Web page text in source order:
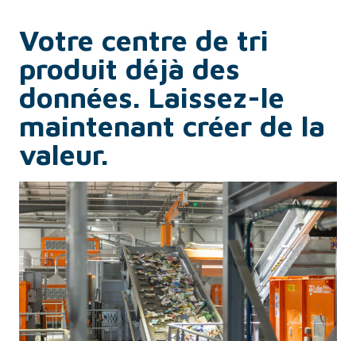
Votre centre de tri
produit déjà des
données. Laissez-le
maintenant créer de la
valeur.